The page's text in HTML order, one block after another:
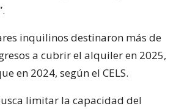
inquilinos destinaron más de
a cubrir el alquiler en 2025,
en 2024, según el CELS.
limitar la capacidad del